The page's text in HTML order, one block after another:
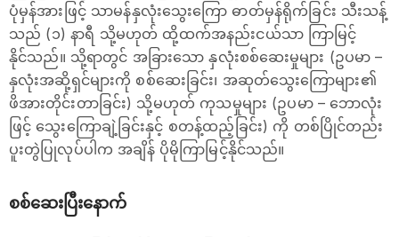
ပုံမှန်အားဖြင့် သာမန်နှလုံးသွေးကြော ဓာတ်မှန်ရိုက်ခြင်း သီးသန့်
သည် (၁) နာရီ သို့မဟုတ် ထို့ထက်အနည်းငယ်သာ ကြာမြင့်
နိုင်သည်။ သို့ရာတွင် အခြားသော နှလုံးစစ်ဆေးမှုများ (ဥပမာ –
နှလုံးအဆို့ရှင်များကို စစ်ဆေးခြင်း၊ အဆုတ်သွေးကြောများ၏
ဖိအားတိုင်းတာခြင်း) သို့မဟုတ် ကုသမှုများ (ဥပမာ – ဘောလုံး
ဖြင့် သွေးကြောချဲ့ခြင်းနှင့် စတန့်ထည့်ခြင်း) ကို တစ်ပြိုင်တည်း
ပူးတွဲပြုလုပ်ပါက အချိန် ပိုမိုကြာမြင့်နိုင်သည်။
စစ်ဆေးပြီးနောက်